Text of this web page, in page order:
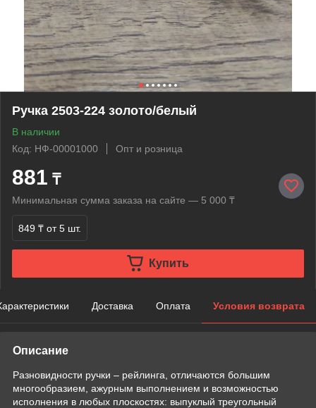
Ручка 2503-224 золото/белый
В наличии
Код: НФ-00001000
Опт и розница
881 ₸
Минимальная сумма заказа на сайте — 5 000 ₸
849 ₸ от 5 шт.
Купить
Доставка Оплата Условия возврата
Описание
Разновидности ручки – рейлинга, отличаются большим
многообразием, ажурным выполнением и возможностью
исполнения в любых плоскостях: выпуклый треугольный